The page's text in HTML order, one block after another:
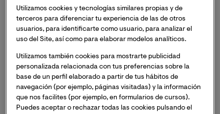
Valencia (VIU) te invita al
Evento Online: "Marvel y el
abrazo del escutoide".
acceder a la sesión el mismo día del evento.
Las matemáticas están en todas partes, y eso lo
sabemos todos. O deberíamos.
Utilizamos cookies y tecnologías similares propias y de
terceros para diferenciar tu experiencia de las de otros
usuarios, para identificarte como usuario, para analizar el
uso del Site, así como para elaborar modelos analíticos.
Utilizamos también cookies para mostrarte publicidad
personalizada relacionada con tus preferencias sobre la
base de un perfil elaborado a partir de tus hábitos de
navegación (por ejemplo, páginas visitadas) y la información
que nos facilites (por ejemplo, en formularios de cursos).
Puedes aceptar o rechazar todas las cookies pulsando el